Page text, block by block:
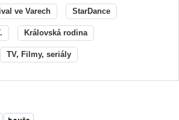
ve Varech StarDance
Královská rodina
TV, Filmy, seriály